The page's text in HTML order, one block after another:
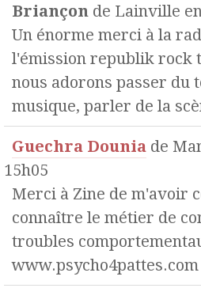
Briançon de Lainville
Un énorme merci à la
l'émission republik rock
nous adorons passer du
musique, parler de la
Guechra Dounia de
15h05
Merci à Zine de m'avoir
connaître le métier de
troubles
www.psycho4pattes.com